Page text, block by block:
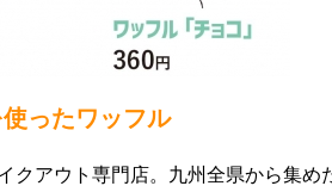
ったワッフル
アウト専門店。九州全県から集